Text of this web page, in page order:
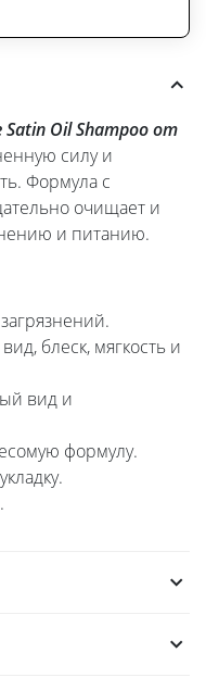
Satin Oil Shampoo от
силу и
Формула с
очищает и
и питанию.
блеск, мягкость и
вид и
формулу.